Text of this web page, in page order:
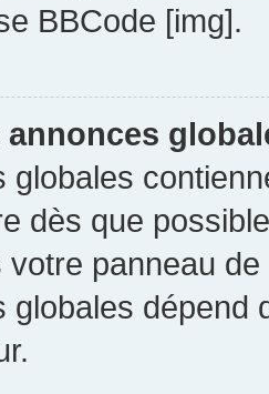
BBCode [img].
globales
dès que
panneau
globales dépend